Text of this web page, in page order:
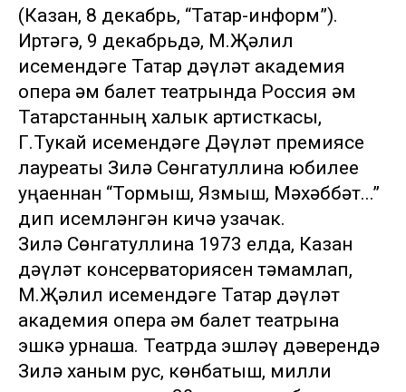
(Казан, 8 декабрь, “Татар-информ”).
Иртәгә, 9 декабрьдә, М.Җәлил
исемендәге Татар дәүләт академия
опера һәм балет театрында Россия һәм
Татарстанның халык артисткасы,
Г.Тукай исемендәге Дәүләт премиясе
лауреаты Зилә Сөнгатуллина юбилее
уңаеннан “Тормыш, Язмыш, Мәхәббәт...”
дип исемләнгән кичә узачак.
Зилә Сөнгатуллина 1973 елда, Казан
дәүләт консерваториясен тәмамлап,
М.Җәлил исемендәге Татар дәүләт
академия опера һәм балет театрына
эшкә урнаша. Театрда эшләү дәверендә
Зилә ханым рус, көнбатыш, милли